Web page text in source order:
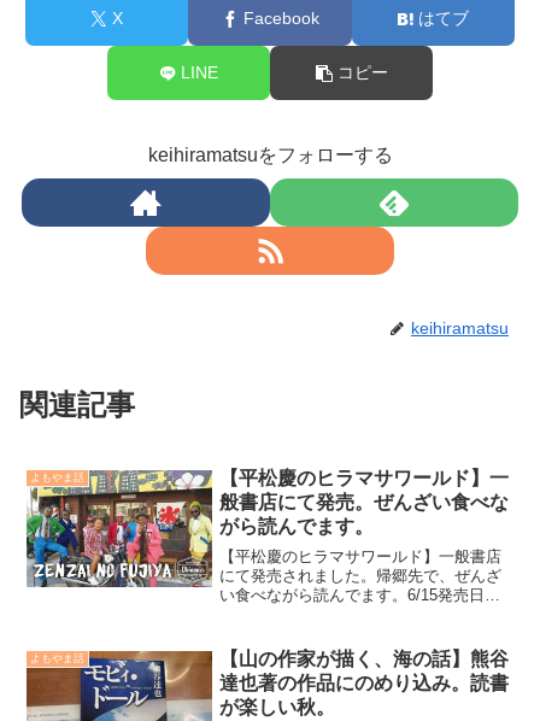
X Facebook はてブ
LINE コピー
keihiramatsuをフォローする
keihiramatsu
関連記事
よもやま話
【平松慶のヒラマサワールド】一
般書店にて発売。ぜんざい食べな
がら読んでます。
【平松慶のヒラマサワールド】一般書店
にて発売されました。帰郷先で、ぜんざ
い食べながら読んでます。6/15発売日と
一般書店に並び昨日はたくさんの方々か
ら「購入したよ」「○...
よもやま話
【山の作家が描く、海の話】熊谷
達也著の作品にのめり込み。読書
が楽しい秋。